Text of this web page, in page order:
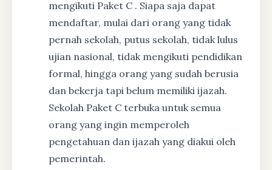
mengikuti Paket C . Siapa saja dapat
mendaftar, mulai dari orang yang tidak
pernah sekolah, putus sekolah, tidak lulus
ujian nasional, tidak mengikuti pendidikan
formal, hingga orang yang sudah berusia
dan bekerja tapi belum memiliki ijazah.
Sekolah Paket C terbuka untuk semua
orang yang ingin memperoleh
pengetahuan dan ijazah yang diakui oleh
pemerintah.